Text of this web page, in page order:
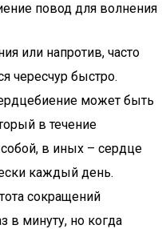
повод для волнения
или напротив, часто
чересчур быстро.
может быть
в течение
в иных – сердце
каждый день.
сокращений
в минуту, но когда